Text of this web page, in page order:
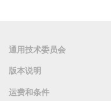
通用技术委员会
版本说明
运费和条件